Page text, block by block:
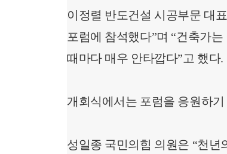
이정렬 반도건설 시공부문 대
포럼에 참석했다”며 “건축가
때마다 매우 안타깝다”고 했다.
개회식에서는 포럼을 응원하
성일종 국민의힘 의원은 “천